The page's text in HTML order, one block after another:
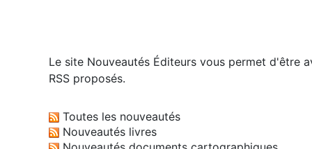
Le site Nouveautés Éditeurs vous permet d'être
RSS proposés.
Toutes les nouveautés
Nouveautés livres